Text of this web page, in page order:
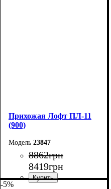
Прихожая Лофт ПЛ-11
(900)
23847
8862грн
8419грн
-5%